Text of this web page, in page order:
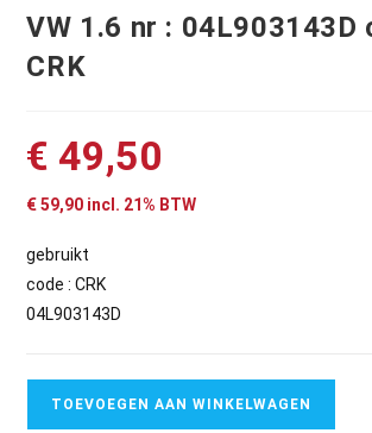
VW 1.6 nr : 04L903143D
CRK
€ 49,50
€59,90 incl. 21% BTW
gebruikt
code : CRK
04L903143D
TOEVOEGEN AAN WINKELWAGEN